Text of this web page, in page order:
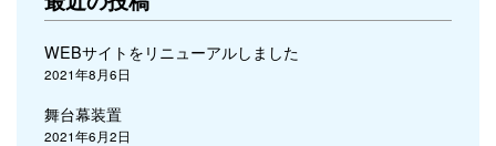
WEBサイトをリニューアルしました
2021年8月6日
舞台幕装置
2021年6月2日